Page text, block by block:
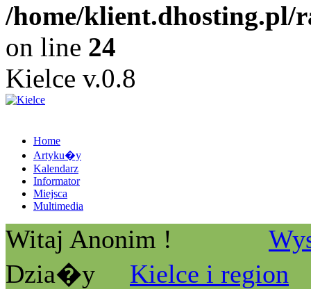
/home/klient.dhosting.pl/
on line 24
Kielce v.0.8
Home
Artyku�y
Kalendarz
Informator
Miejsca
Multimedia
Witaj Anonim !
Dzia�y
Kielce i region